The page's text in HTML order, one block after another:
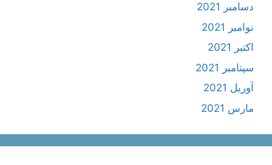
دسامبر 2021
نوامبر 2021
اکتبر 2021
سپتامبر 2021
آوریل 2021
مارس 2021